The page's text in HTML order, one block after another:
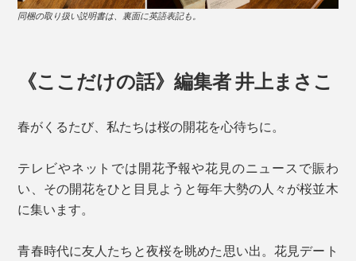
同梱の取り扱い説明書は、裏面に英語表記も。
《ここだけの話》編集者 井上まさこ
春がくるたび、私たちは桜の開花を心待ちに。
テレビやネットでは開花予報や花見のニュースで賑わ
い、その開花をひと目見ようと毎年大勢の人々が桜並木
に集います。
青春時代に友人たちと夜桜を眺めた思い出。花見デート